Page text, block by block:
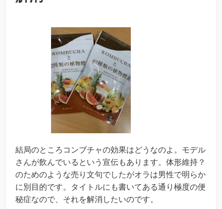
結局のところコンブチャの効果はどうなのよ。モデル
さんが飲んでいるという宣伝もあります。体形維持？
のためのような売り文句でしたがオラは男性で明らか
に別目的です。タイトルにも書いてある通り極度の便
秘症なので、それを解消したいのです。